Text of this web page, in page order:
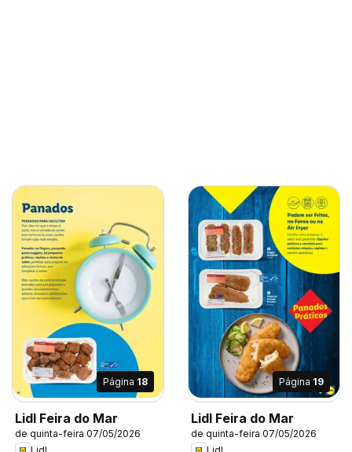
Página 18
Lidl Feira do Mar
de quinta-feira 07/05/2026
Página 19
Lidl Feira do Mar
de quinta-feira 07/05/2026